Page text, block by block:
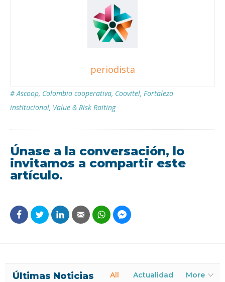
periodista
# Ascoop, Colombia cooperativa, Coovitel, Fortaleza
institucional, Value & Risk Raiting
Únase a la conversación, lo
invitamos a compartir este
artículo.
Últimas Noticias All Actualidad More